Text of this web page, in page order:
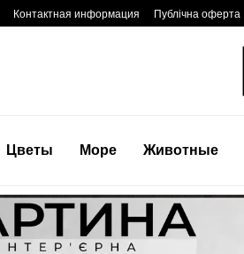
Контактная информация Публічна оферта
Цветы Море Животные